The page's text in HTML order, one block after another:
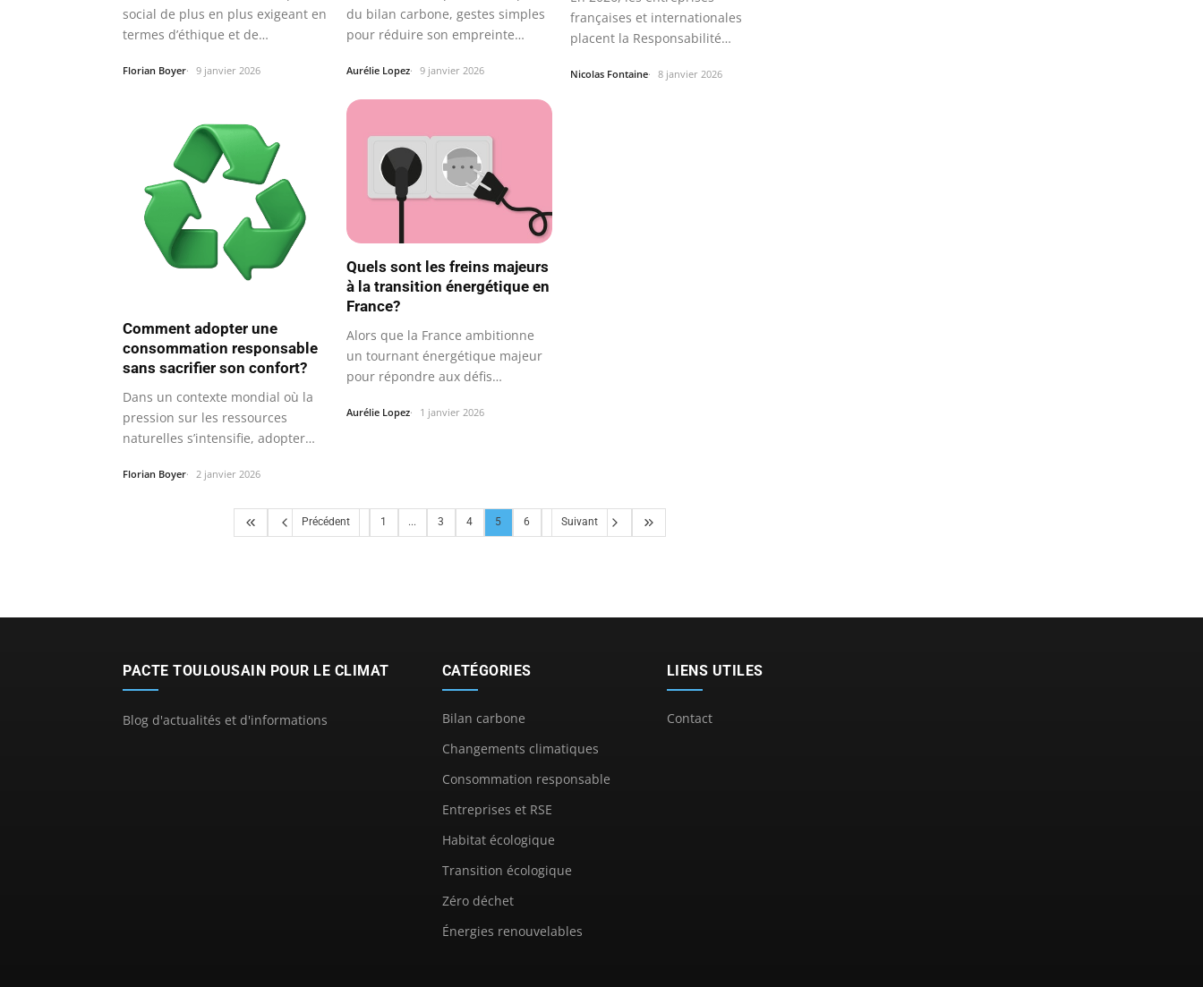
social de plus en plus exigeant en
termes d’éthique et de…
Florian Boyer 9 janvier 2026
du bilan carbone, gestes simples
pour réduire son empreinte…
Aurélie Lopez 9 janvier 2026
françaises et internationales
placent la Responsabilité
Nicolas Fontaine 8 janvier 2026
Comment adopter une
consommation responsable
sans sacrifier son confort?
Dans un contexte mondial où la
pression sur les ressources
naturelles s’intensifie, adopter
Florian Boyer 2 janvier 2026
Quels sont les freins majeurs
à la transition énergétique en
France?
Alors que la France ambitionne
un tournant énergétique majeur
pour répondre aux défis
Aurélie Lopez 1 janvier 2026
Précédent 1 ... 3 4 5 6 Suivant
PACTE TOULOUSAIN POUR LE CLIMAT
Blog d'actualités et d'informations
CATÉGORIES
Bilan carbone
Changements climatiques
Consommation responsable
Entreprises et RSE
Habitat écologique
Transition écologique
Zéro déchet
Énergies renouvelables
LIENS UTILES
Contact